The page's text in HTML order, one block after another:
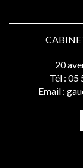
20
Tél : 05
Email :